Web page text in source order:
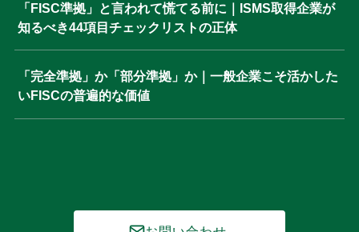
「FISC準拠」と言われて慌てる前に｜ISMS取得企業が
知るべき44項目チェックリストの正体
「完全準拠」か「部分準拠」か｜一般企業こそ活かした
いFISCの普遍的な価値